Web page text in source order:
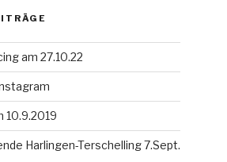
am 27.10.22
10.9.2019
Harlingen-Terschelling 7.Sept.